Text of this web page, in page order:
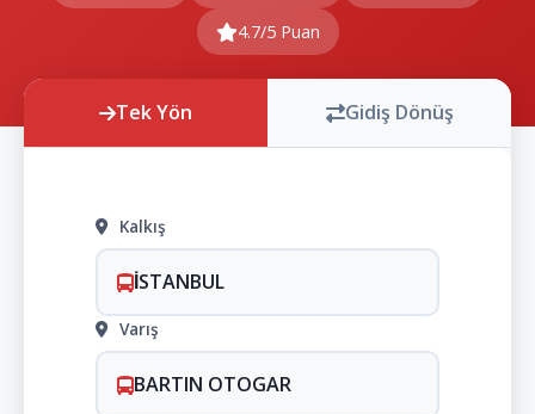
4.7/5 Puan
Tek Yön Gidiş Dönüş
Kalkış
İSTANBUL
Varış
BARTIN OTOGAR